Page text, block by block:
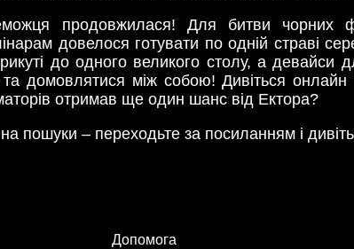
продовжилася! Для битви чорних
довелося готувати по одній страві
до одного великого столу, а девайси
домовлятися між собою! Дивіться
отримав ще один шанс від Ектора?
пошуки – переходьте за посиланням і
Допомога